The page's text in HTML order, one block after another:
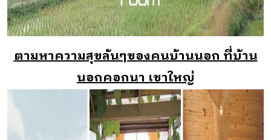
ตามหาความสุขล้นๆของคนบ้านนอก ที่บ้าน
นอกคอกนา เขาใหญ่